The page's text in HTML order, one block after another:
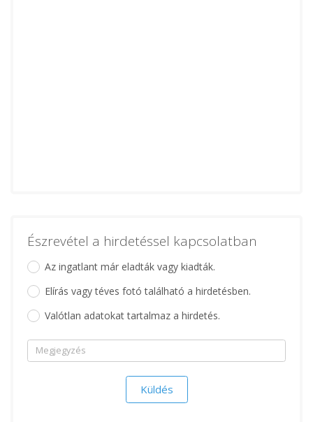
Észrevétel a hirdetéssel kapcsolatban
Az ingatlant már eladták vagy kiadták.
Elírás vagy téves fotó található a hirdetésben.
Valótlan adatokat tartalmaz a hirdetés.